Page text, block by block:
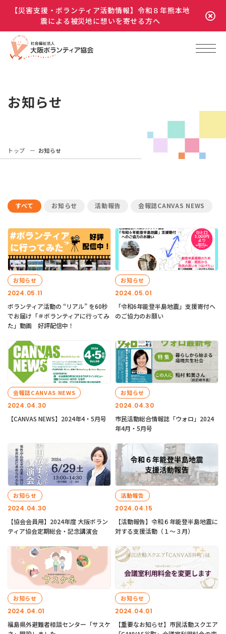
【災害支援・ボランティア活動情報】令和８年熊本地
震による被災地に想いを寄せる方へ
お知らせ
トップ お知らせ
すべて お知らせ 活動報告 会報誌CANVAS NEWS
2024.05.11
お知らせ
ボランティア活動の “リアル” を60秒
でお届け「＃ボランティアに行ってみ
た」動画 好評配信中！
2024.05.01
お知らせ
「令和6年能登半島地震」支援寄付へ
のご協力のお願い
2024.04.30
会報誌CANVAS NEWS
【CANVAS NEWS】2024年4・5月号
2024.04.30
お知らせ
市民活動総合情報誌「ウォロ」2024
年4月・5月号
2024.04.30
お知らせ
【協会会員用】2024年度 大阪ボラン
ティア協会定期総会・記念講演会
2024.04.15
活動報告
【活動報告】令和６年能登半島地震に
対する支援活動（１〜３月）
2024.04.01
お知らせ
福島県外避難者相談センター「サスケ
2024.04.01
お知らせ
【重要なお知らせ】市民活動スクエア